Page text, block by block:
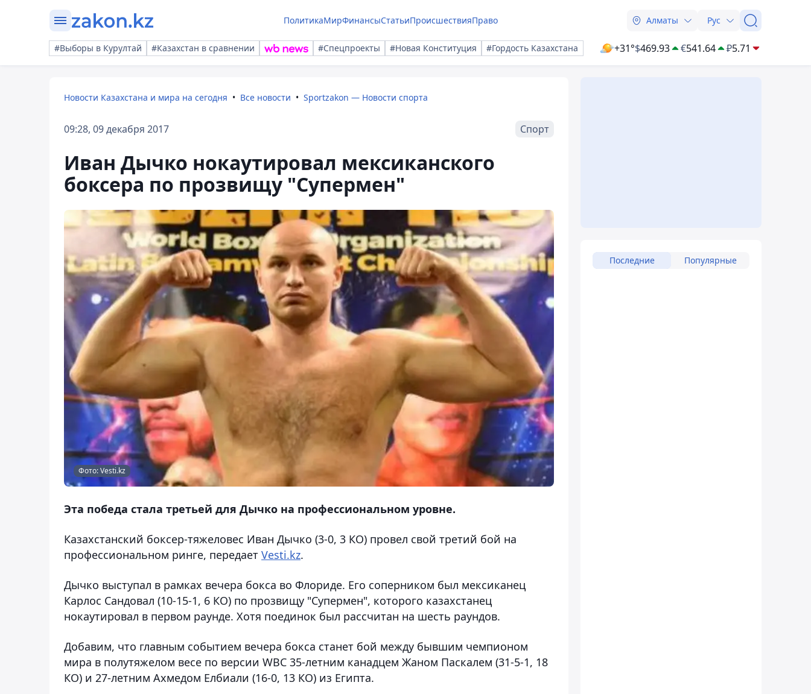
ПолитикаМирФинансыСтатьиПроисшествияПраво Алматы Рус
#Выборы в Курултай #Казахстан в сравнении #Спецпроекты #Новая Конституция #Гордость Казахстана +31°$469.93 €541.64 ₽5.71
Новости Казахстана и мира на сегодня Все новости Sportzakon — Новости спорта
09:28, 09 декабря 2017 Спорт
Иван Дычко нокаутировал мексиканского
боксера по прозвищу "Супермен"
Фото: Vesti.kz
Эта победа стала третьей для Дычко на профессиональном уровне.
Казахстанский боксер-тяжеловес Иван Дычко (3-0, 3 КО) провел свой третий бой на
профессиональном ринге, передает Vesti.kz.
Дычко выступал в рамках вечера бокса во Флориде. Его соперником был мексиканец
Карлос Сандовал (10-15-1, 6 КО) по прозвищу "Супермен", которого казахстанец
нокаутировал в первом раунде. Хотя поединок был рассчитан на шесть раундов.
Добавим, что главным событием вечера бокса станет бой между бывшим чемпионом
мира в полутяжелом весе по версии WBC 35-летним канадцем Жаном Паскалем (31-5-1, 18
КО) и 27-летним Ахмедом Елбиали (16-0, 13 КО) из Египта.
Последние Популярные